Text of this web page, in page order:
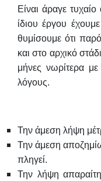
Είναι άραγε
ίδιου έργου
θυμίσουμε ότι
και στο αρχικό
μήνες νωρίτερα με
λόγους.
Την άμεση λήψη
Την άμεση
πληγεί.
Την λήψη